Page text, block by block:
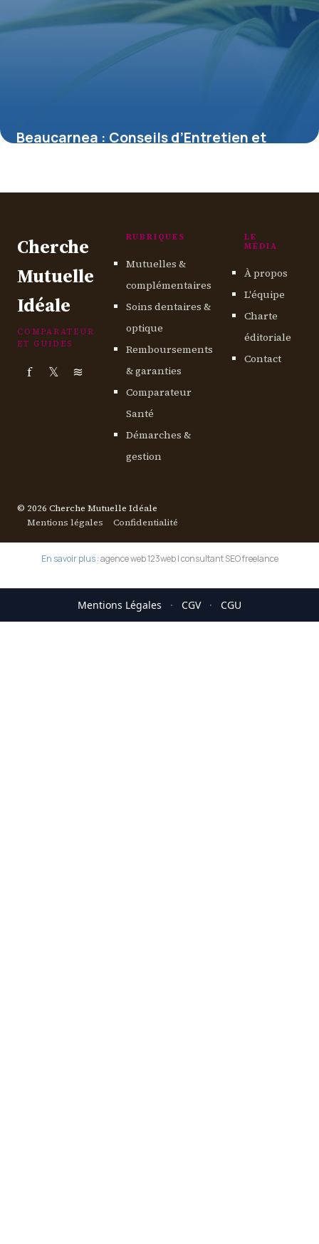
Beaucarnea : Conseils d’Entretien et
Cherche
Mutuelle
Idéale
COMPARATEUR
ET GUIDES
f 𝕏 ≋
RUBRIQUES
Mutuelles &
complémentaires
Soins dentaires &
optique
Remboursements
& garanties
Comparateur
Santé
Démarches &
gestion
LE
MÉDIA
À propos
L'équipe
Charte
éditoriale
Contact
© 2026 Cherche Mutuelle Idéale
Mentions légales
Confidentialité
En savoir plus :agence web 123web|consultant SEO freelance
Mentions Légales · CGV · CGU